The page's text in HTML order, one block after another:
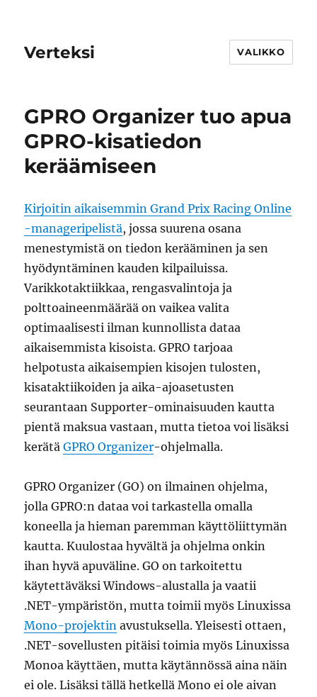
Verteksi VALIKKO
GPRO Organizer tuo apua
GPRO-kisatiedon
keräämiseen
Kirjoitin aikaisemmin Grand Prix Racing Online
-manageripelistä, jossa suurena osana
menestymistä on tiedon kerääminen ja sen
hyödyntäminen kauden kilpailuissa.
Varikkotaktiikkaa, rengasvalintoja ja
polttoaineenmäärää on vaikea valita
optimaalisesti ilman kunnollista dataa
aikaisemmista kisoista. GPRO tarjoaa
helpotusta aikaisempien kisojen tulosten,
kisataktiikoiden ja aika-ajoasetusten
seurantaan Supporter-ominaisuuden kautta
pientä maksua vastaan, mutta tietoa voi lisäksi
kerätäGPRO Organizer-ohjelmalla.
GPRO Organizer (GO) on ilmainen ohjelma,
jolla GPRO:n dataa voi tarkastella omalla
koneella ja hieman paremman käyttöliittymän
kautta. Kuulostaa hyvältä ja ohjelma onkin
ihan hyvä apuväline. GO on tarkoitettu
käytettäväksi Windows-alustalla ja vaatii
.NET-ympäristön, mutta toimii myös Linuxissa
Mono-projektin avustuksella. Yleisesti ottaen,
.NET-sovellusten pitäisi toimia myös Linuxissa
Monoa käyttäen, mutta käytännössä aina näin
ei ole. Lisäksi tällä hetkellä Mono ei ole aivan